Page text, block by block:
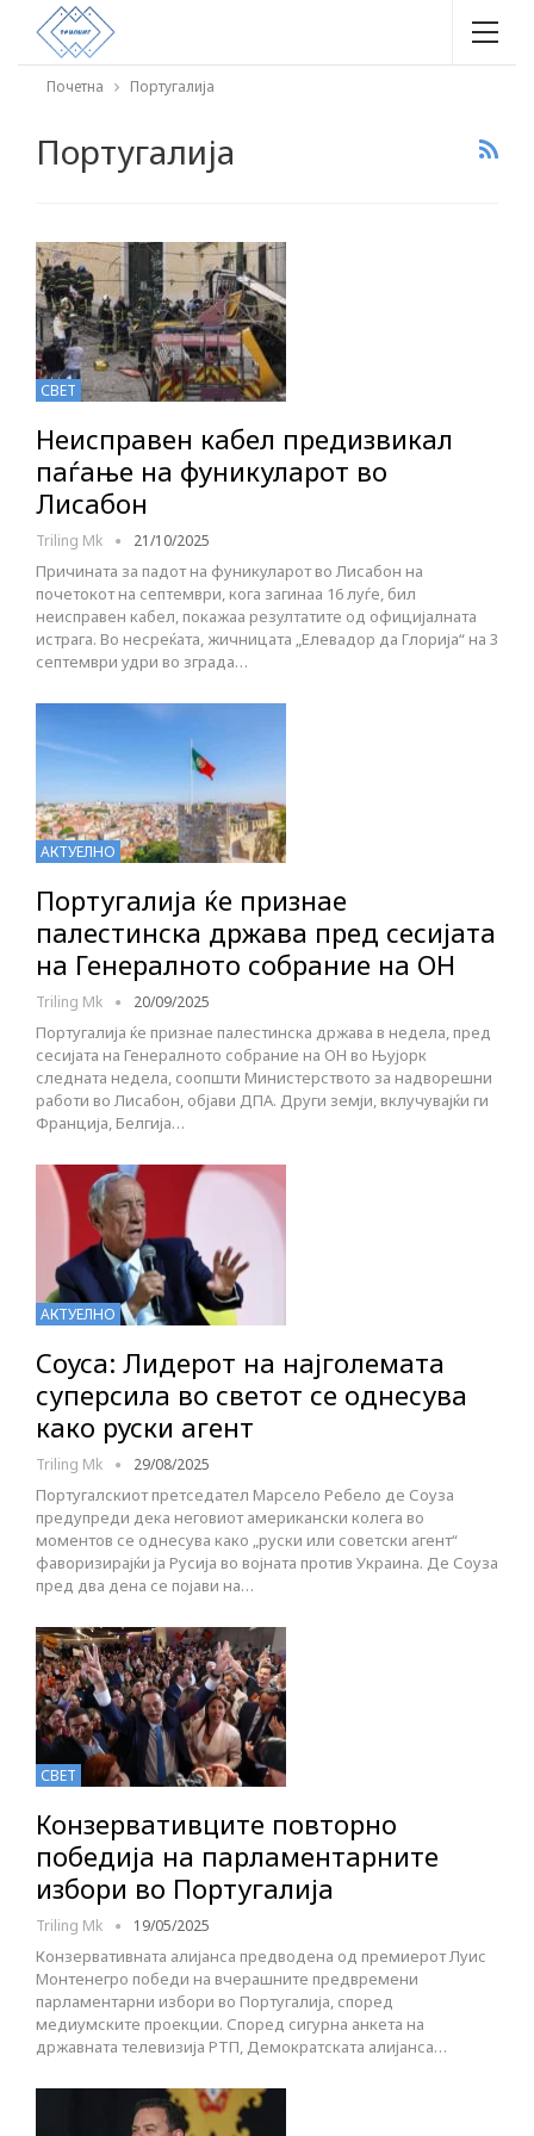
Почетна Португалија
Португалија
СВЕТ
Неисправен кабел предизвикал
паѓање на фуникуларот во
Лисабон
Triling Mk 21/10/2025
Причината за падот на фуникуларот во Лисабон на
почетокот на септември, кога загинаа 16 луѓе, бил
неисправен кабел, покажаа резултатите од официјалната
истрага. Во несреќата, жичницата „Елевадор да Глорија“ на 3
септември удри во зграда…
АКТУЕЛНО
Португалија ќе признае
палестинска држава пред сесијата
на Генералното собрание на ОН
Triling Mk 20/09/2025
Португалија ќе признае палестинска држава в недела, пред
сесијата на Генералното собрание на ОН во Њујорк
следната недела, соопшти Министерството за надворешни
работи во Лисабон, објави ДПА. Други земји, вклучувајќи ги
Франција, Белгија…
АКТУЕЛНО
Соуса: Лидерот на најголемата
суперсила во светот се однесува
како руски агент
Triling Mk 29/08/2025
Португалскиот претседател Марсело Ребело де Соуза
предупреди дека неговиот американски колега во
моментов се однесува како „руски или советски агент“
фаворизирајќи ја Русија во војната против Украина. Де Соуза
пред два дена се појави на…
СВЕТ
Конзервативците повторно
победија на парламентарните
избори во Португалија
Triling Mk 19/05/2025
Конзервативната алијанса предводена од премиерот Луис
Монтенегро победи на вчерашните предвремени
парламентарни избори во Португалија, според
медиумските проекции. Според сигурна анкета на
државната телевизија РТП, Демократската алијанса…